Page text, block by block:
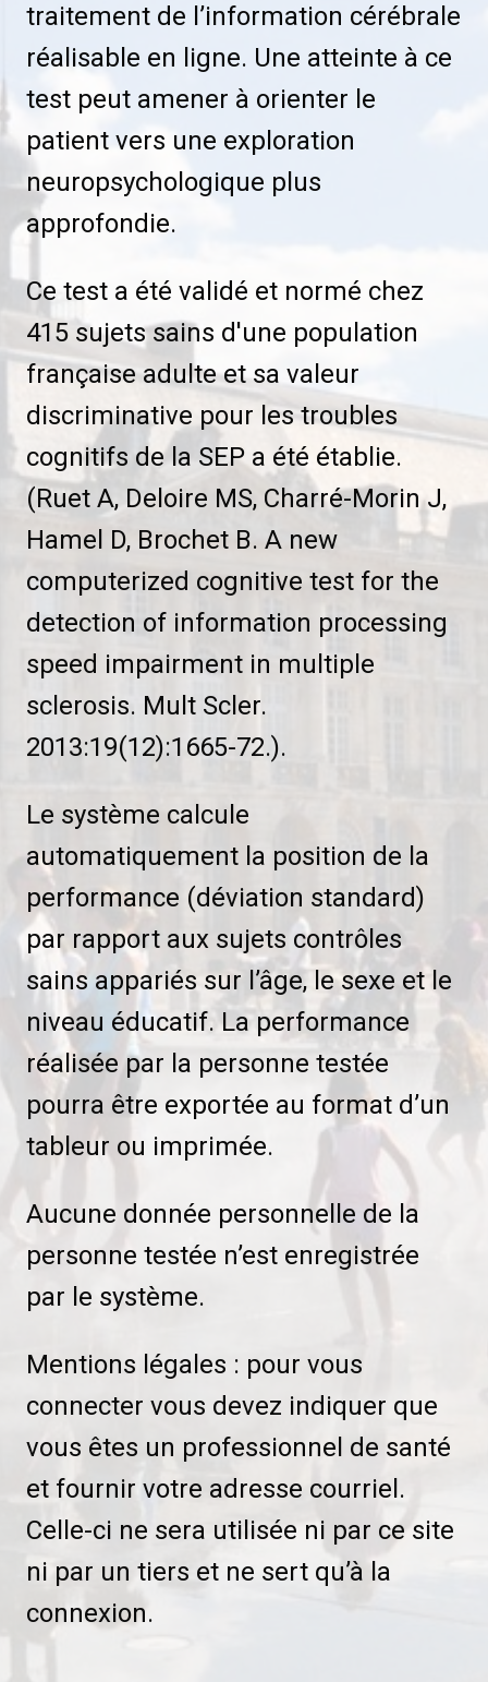
traitement de l’information cérébrale
réalisable en ligne. Une atteinte à ce
test peut amener à orienter le
patient vers une exploration
neuropsychologique plus
approfondie.
Ce test a été validé et normé chez
415 sujets sains d'une population
française adulte et sa valeur
discriminative pour les troubles
cognitifs de la SEP a été établie.
(Ruet A, Deloire MS, Charré-Morin J,
Hamel D, Brochet B. A new
computerized cognitive test for the
detection of information processing
speed impairment in multiple
sclerosis. Mult Scler.
2013:19(12):1665-72.).
Le système calcule
automatiquement la position de la
performance (déviation standard)
par rapport aux sujets contrôles
sains appariés sur l’âge, le sexe et le
niveau éducatif. La performance
réalisée par la personne testée
pourra être exportée au format d’un
tableur ou imprimée.
Aucune donnée personnelle de la
personne testée n’est enregistrée
par le système.
Mentions légales : pour vous
connecter vous devez indiquer que
vous êtes un professionnel de santé
et fournir votre adresse courriel.
Celle-ci ne sera utilisée ni par ce site
ni par un tiers et ne sert qu’à la
connexion.